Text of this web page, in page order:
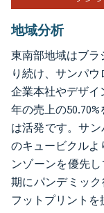
地域分析
東南部地域はブラ
り続け、サンパ
企業本社やデザイ
年の売上の
は活発です。サ
のキュービクルよ
ンゾーンを優先
期にパンデミッ
フットプリント